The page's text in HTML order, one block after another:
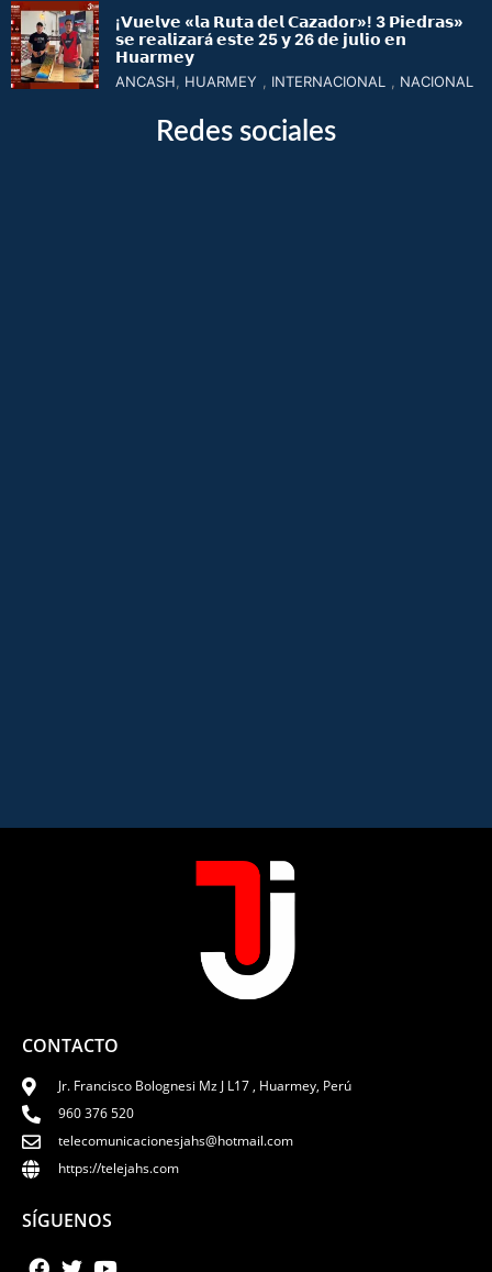
¡𝗩𝘂𝗲𝗹𝘃𝗲 «𝗹𝗮 𝗥𝘂𝘁𝗮 𝗱𝗲𝗹 𝗖𝗮𝘇𝗮𝗱𝗼𝗿»! 3 𝗣𝗶𝗲𝗱𝗿𝗮𝘀»
𝘀𝗲 𝗿𝗲𝗮𝗹𝗶𝘇𝗮𝗿á 𝗲𝘀𝘁𝗲 25 𝘆 26 𝗱𝗲 𝗷𝘂𝗹𝗶𝗼 𝗲𝗻
𝗛𝘂𝗮𝗿𝗺𝗲𝘆
ANCASH HUARMEY INTERNACIONAL NACIONAL
Redes sociales
CONTACTO
Jr. Francisco Bolognesi Mz J L17 , Huarmey, Perú
960 376 520
telecomunicacionesjahs@hotmail.com
https://telejahs.com
SÍGUENOS